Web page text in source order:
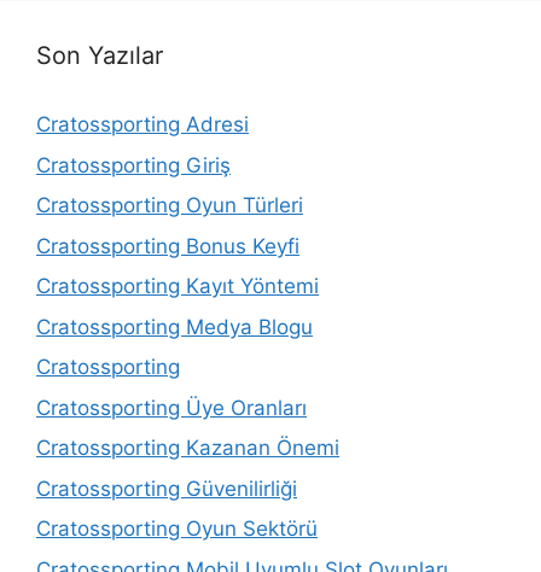
Son Yazılar
Cratossporting Adresi
Cratossporting Giriş
Cratossporting Oyun Türleri
Cratossporting Bonus Keyfi
Cratossporting Kayıt Yöntemi
Cratossporting Medya Blogu
Cratossporting
Cratossporting Üye Oranları
Cratossporting Kazanan Önemi
Cratossporting Güvenilirliği
Cratossporting Oyun Sektörü